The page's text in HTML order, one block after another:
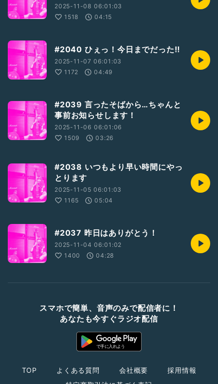
2025-11-08 06:01:03
1518
04:15
#2040 ひぇっ！今日までだった‼︎
2025-11-07 06:01:03
1172
04:49
#2039 言ったそばから…ちゃんと
事前お知らせします！
2025-11-06 06:01:06
1509
03:26
#2038 いつもより早い時間にやっ
とります
2025-11-05 06:01:03
1165
05:04
#2037 昨日はありがとう！
2025-11-04 06:01:02
1400
04:28
スマホで簡単、音声のみで配信者に！
あなたも今すぐラジオ配信
TOP よくある質問 会社概要
採用情報